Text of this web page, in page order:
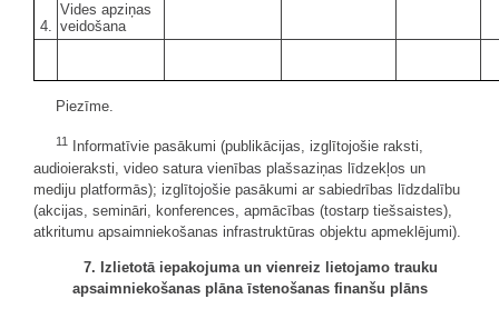
4.
Vides apziņas
veidošana
Piezīme.
11
Informatīvie pasākumi (publikācijas, izglītojošie raksti,
audioieraksti, video satura vienības plašsaziņas līdzekļos un
mediju platformās); izglītojošie pasākumi ar sabiedrības līdzdalību
(akcijas, semināri, konferences, apmācības (tostarp tiešsaistes),
atkritumu apsaimniekošanas infrastruktūras objektu apmeklējumi).
7. Izlietotā iepakojuma un vienreiz lietojamo trauku
apsaimniekošanas plāna īstenošanas finanšu plāns